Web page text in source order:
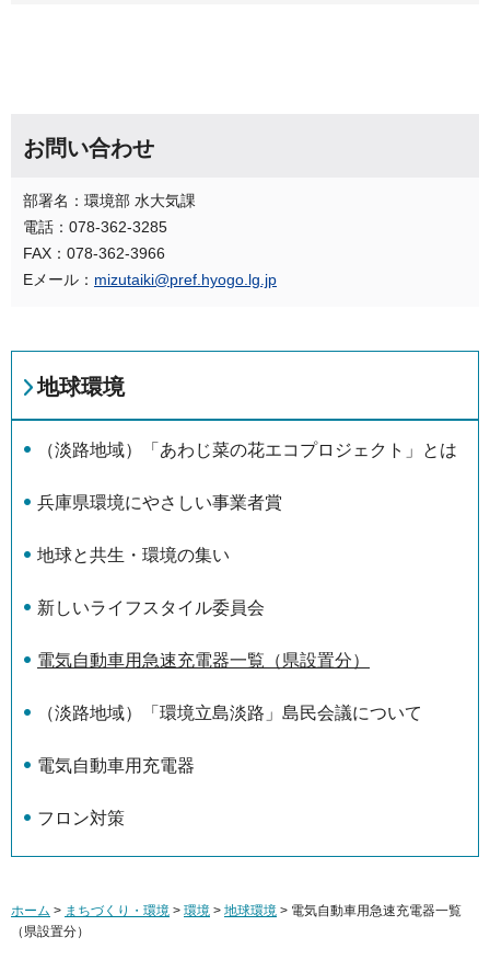
お問い合わせ
部署名：環境部 水大気課
電話：078-362-3285
FAX：078-362-3966
Eメール： mizutaiki@pref.hyogo.lg.jp
地球環境
（淡路地域）「あわじ菜の花エコプロジェクト」とは
兵庫県環境にやさしい事業者賞
地球と共生・環境の集い
新しいライフスタイル委員会
電気自動車用急速充電器一覧（県設置分）
（淡路地域）「環境立島淡路」島民会議について
電気自動車用充電器
フロン対策
ホーム > まちづくり・環境 > 環境 > 地球環境 > 電気自動車用急速充電器一覧
（県設置分）